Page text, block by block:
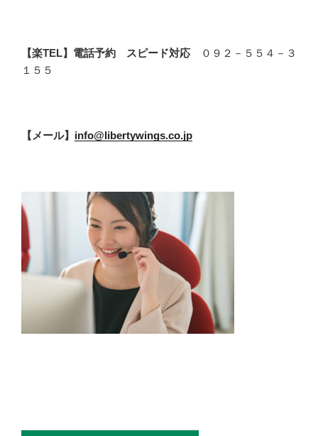
【楽TEL】電話予約 スピード対応
０９２－５５４－３
１５５
【メール】 info@libertywings.co.jp